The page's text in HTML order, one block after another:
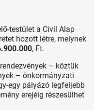
testület a Civil Alap
hozott létre, melynek
,-Ft.
– köztük
– önkormányzati
egy pályázó legfeljebb
erejéig részesülhet